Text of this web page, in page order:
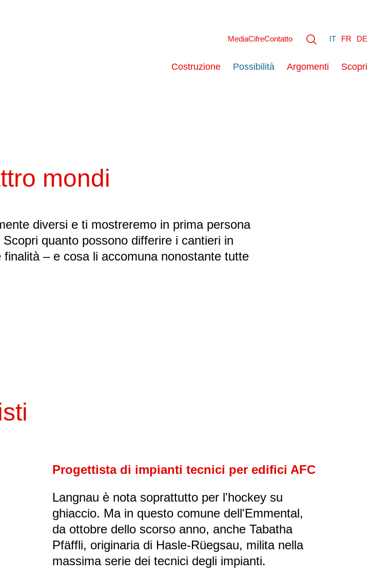
IT FR DE
MediaCifreContatto
Costruzione Possibilità Argomenti Scopri
mondi
diversi e ti mostreremo in prima persona
quanto possono differire i cantieri in
– e cosa li accomuna nonostante tutte
Progettista di impianti tecnici per edifici AFC
Langnau è nota soprattutto per l'hockey su
ghiaccio. Ma in questo comune dell'Emmental,
da ottobre dello scorso anno, anche Tabatha
Pfäffli, originaria di Hasle-Rüegsau, milita nella
massima serie dei tecnici degli impianti.